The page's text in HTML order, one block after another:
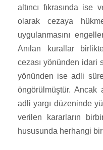
altıncı fıkrasında ise
olarak cezaya
uygulanmasını
Anılan kurallar
cezası yönünden idari
yönünden ise adli
öngörülmüştür. Ancak
adli yargı düzeninde
verilen kararların
hususunda herhangi